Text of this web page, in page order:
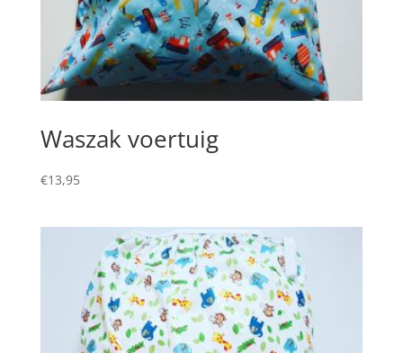
Waszak voertuig
€13,95